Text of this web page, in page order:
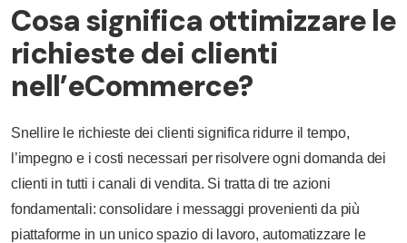
Cosa significa ottimizzare le
richieste dei clienti
nell’eCommerce?
Snellire le richieste dei clienti significa ridurre il tempo,
l’impegno e i costi necessari per risolvere ogni domanda dei
clienti in tutti i canali di vendita. Si tratta di tre azioni
fondamentali: consolidare i messaggi provenienti da più
piattaforme in un unico spazio di lavoro, automatizzare le